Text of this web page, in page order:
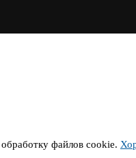
файлов cookie.